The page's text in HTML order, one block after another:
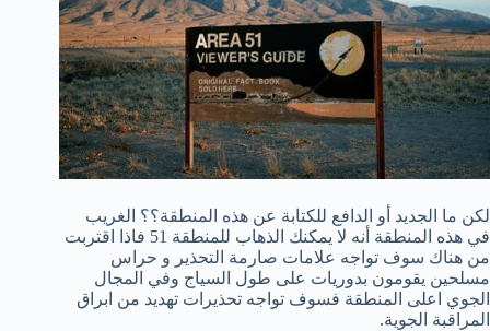
لكن ما الجديد أو الدافع للكتابة عن هذه المنطقة؟؟ الغريب
في هذه المنطقة أنه لا يمكنك الذهاب للمنطقة 51 فاذا اقتربت
من هناك سوف تواجه علامات صارمة التحذير و حراس
مسلحين يقومون بدوريات على طول السياج وفي المجال
الجوي اعلى المنطقة فسوف تواجه تحذيرات تهديد من ابراق
المراقبة الجوية.